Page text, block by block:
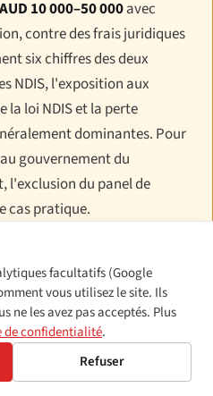
10 000–50 000avec
contre des frais juridiques
six chiffres des deux
NDIS, l'exposition aux
la loi NDIS et la perte
dominantes. Pour
gouvernement du
l'exclusion du panel de
cas pratique.
perspectives
publient des volumes de plaintes
dans la fourchette de 1 800
cinq dernières années, le
facultatifs (Google
vous utilisez le site. Ils
ne les avez pas acceptés. Plus
de confidentialité.
Refuser